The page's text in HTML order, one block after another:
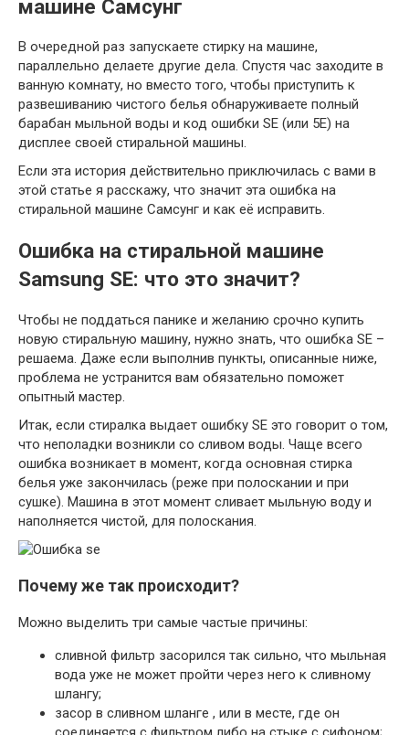
машине Самсунг
В очередной раз запускаете стирку на машине,
параллельно делаете другие дела. Спустя час заходите в
ванную комнату, но вместо того, чтобы приступить к
развешиванию чистого белья обнаруживаете полный
барабан мыльной воды и код ошибки SE (или 5E) на
дисплее своей стиральной машины.
Если эта история действительно приключилась с вами в
этой статье я расскажу, что значит эта ошибка на
стиральной машине Самсунг и как её исправить.
Ошибка на стиральной машине
Samsung SE: что это значит?
Чтобы не поддаться панике и желанию срочно купить
новую стиральную машину, нужно знать, что ошибка SE –
решаема. Даже если выполнив пункты, описанные ниже,
проблема не устранится вам обязательно поможет
опытный мастер.
Итак, если стиралка выдает ошибку SE это говорит о том,
что неполадки возникли со сливом воды. Чаще всего
ошибка возникает в момент, когда основная стирка
белья уже закончилась (реже при полоскании и при
сушке). Машина в этот момент сливает мыльную воду и
наполняется чистой, для полоскания.
Почему же так происходит?
Можно выделить три самые частые причины:
сливной фильтр засорился так сильно, что мыльная
вода уже не может пройти через него к сливному
шлангу;
засор в сливном шланге , или в месте, где он